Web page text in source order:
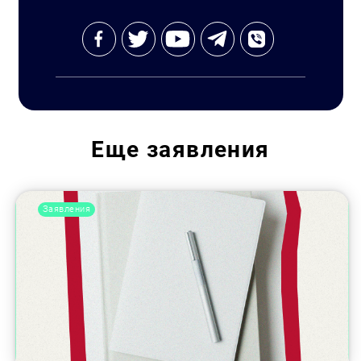
Искать:
Еще заявления
Заявления